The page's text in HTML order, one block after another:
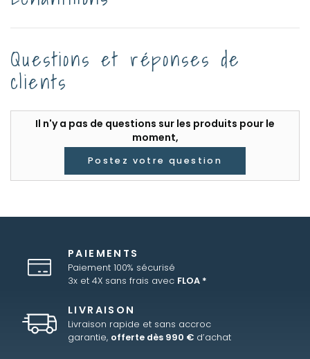
Questions et réponses de
clients
Il n'y a pas de questions sur les produits pour le
moment,
Postez votre question
PAIEMENTS
Paiement 100% sécurisé
3x et 4X sans frais avec FLOA *
LIVRAISON
Livraison rapide et sans accroc
garantie, offerte dès 990 € d’achat